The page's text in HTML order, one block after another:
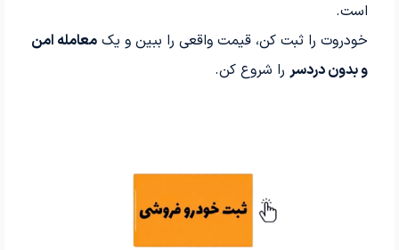
است.
خودروت را ثبت کن، قیمت واقعی را ببین و یکمعامله امن
و بدون دردسررا شروع کن.